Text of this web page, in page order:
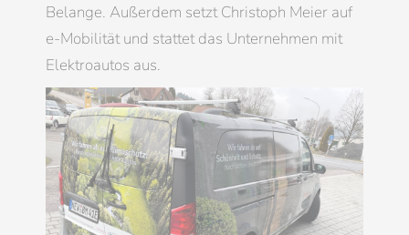
Belange. Außerdem setzt Christoph Meier auf
e-Mobilität und stattet das Unternehmen mit
Elektroautos aus.